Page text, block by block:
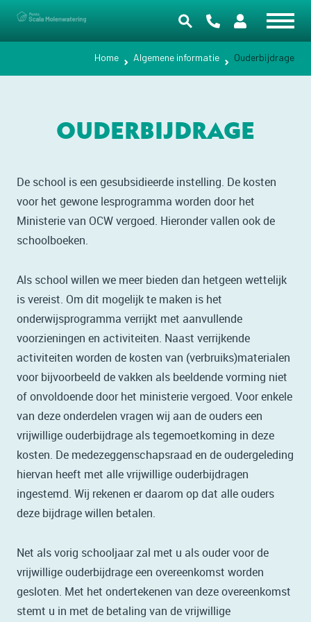
Home Algemene informatie Ouderbijdrage
OUDERBIJDRAGE
De school is een gesubsidieerde instelling. De kosten
voor het gewone lesprogramma worden door het
Ministerie van OCW vergoed. Hieronder vallen ook de
schoolboeken.
Als school willen we meer bieden dan hetgeen wettelijk
is vereist. Om dit mogelijk te maken is het
onderwijsprogramma verrijkt met aanvullende
voorzieningen en activiteiten. Naast verrijkende
activiteiten worden de kosten van (verbruiks)materialen
voor bijvoorbeeld de vakken als beeldende vorming niet
of onvoldoende door het ministerie vergoed. Voor enkele
van deze onderdelen vragen wij aan de ouders een
vrijwillige ouderbijdrage als tegemoetkoming in deze
kosten. De medezeggenschapsraad en de oudergeleding
hiervan heeft met alle vrijwillige ouderbijdragen
ingestemd. Wij rekenen er daarom op dat alle ouders
deze bijdrage willen betalen.
Net als vorig schooljaar zal met u als ouder voor de
vrijwillige ouderbijdrage een overeenkomst worden
gesloten. Met het ondertekenen van deze overeenkomst
stemt u in met de betaling van de vrijwillige